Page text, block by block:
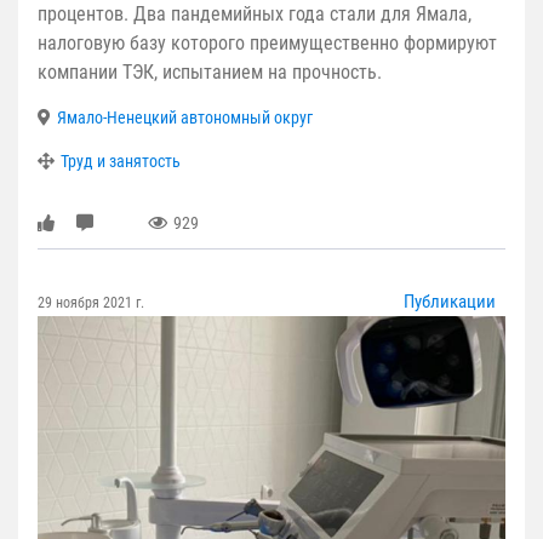
процентов. Два пандемийных года стали для Ямала,
налоговую базу которого преимущественно формируют
компании ТЭК, испытанием на прочность.
Ямало-Ненецкий автономный округ
Труд и занятость
929
29 ноября 2021 г. Публикации